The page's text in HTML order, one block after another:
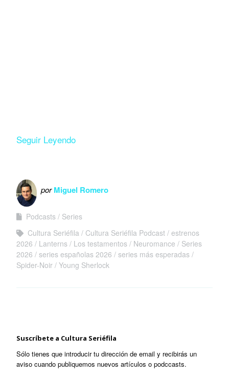
Seguir Leyendo
porMiguel Romero
Podcasts
Series
Cultura Seriéfila
Cultura Seriéfila Podcast estrenos
2026
Lanterns Los testamentos Neuromance
Series
2026
series españolas 2026
series más esperadas
Spider-Noir Young Sherlock
Suscríbete a Cultura Seriéfila
Sólo tienes que introducir tu dirección de email y recibirás un
aviso cuando publiquemos nuevos artículos o podccasts.